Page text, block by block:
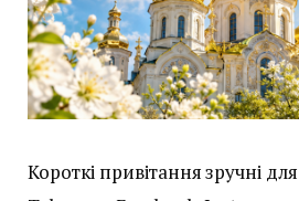
Короткі привітання зручні